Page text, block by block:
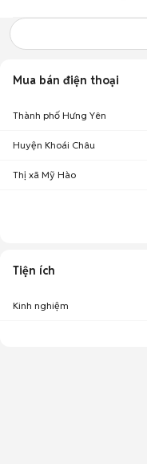
Mua bán điện thoại
Thành phố Hưng Yên
Huyện Khoái Châu
Thị xã Mỹ Hào
Tiện ích
Kinh nghiệm